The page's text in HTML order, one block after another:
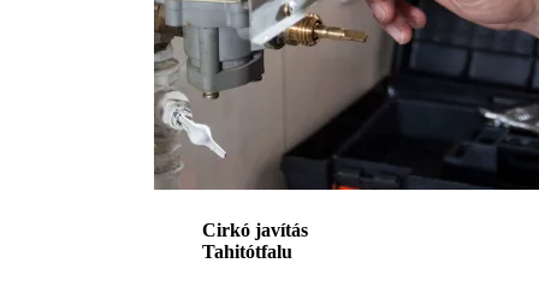
Cirkó javítás
Tahitótfalu